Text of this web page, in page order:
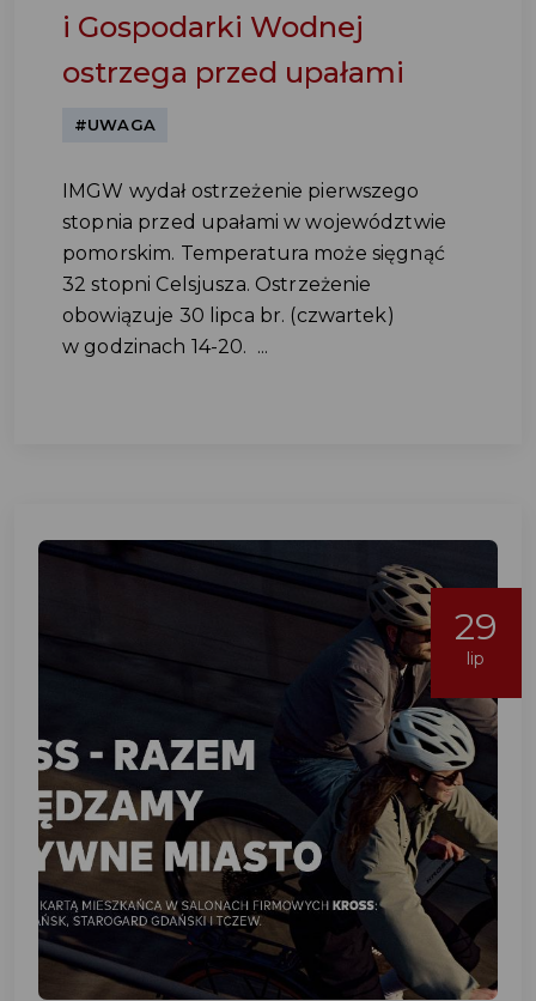
i Gospodarki Wodnej
ostrzega przed upałami
#UWAGA
IMGW wydał ostrzeżenie pierwszego
stopnia przed upałami w województwie
pomorskim. Temperatura może sięgnąć
32 stopni Celsjusza. Ostrzeżenie
obowiązuje 30 lipca br. (czwartek)
w godzinach 14-20. ...
29
lip